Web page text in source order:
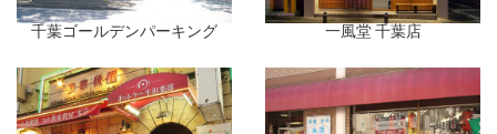
千葉ゴールデンパーキング 一風堂 千葉店